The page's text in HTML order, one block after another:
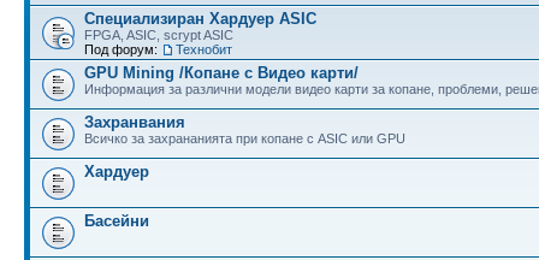
Специализиран Хардуер ASIC
FPGA, ASIC, scrypt ASIC
Под форум:
Технобит
GPU Mining /Копане с Видео карти/
Информация за различни модели видео карти за копане, проблеми,
Захранвания
Всичко за захрананията при копане с ASIC или GPU
Хардуер
Басейни